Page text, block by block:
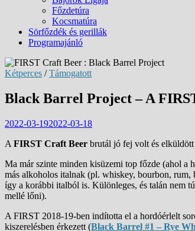
menu
Főzdetúra
Kocsmatúra
Sörfőzdék és gerillák
Programajánló
Kétperces /Támogatott
Black Barrel Project – A
2022-03-192022-03-18
A FIRST Craft Beer brutál jó fej volt és
Ma már szinte minden kisüzemi top főzde (ahol
más alkoholos italnak (pl. whiskey, bourbon, rum,
így a korábbi italból is. Különleges, és talán nem
mellé lőni).
A FIRST 2018-19-ben indította el a hordóérlelt
kiszerelésben érkezett (Black Barrel #1 – Rye